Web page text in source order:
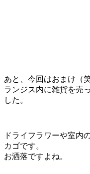
あと、今回はおまけ（
ランジス内に雑貨を売
した。
ドライフラワーや室内
カゴです。
お洒落ですよね。